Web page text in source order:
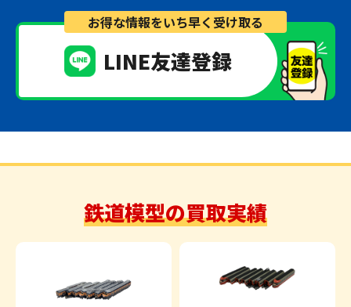
お得な情報をいち早く受け取る
LINE友達登録
鉄道模型の買取実績